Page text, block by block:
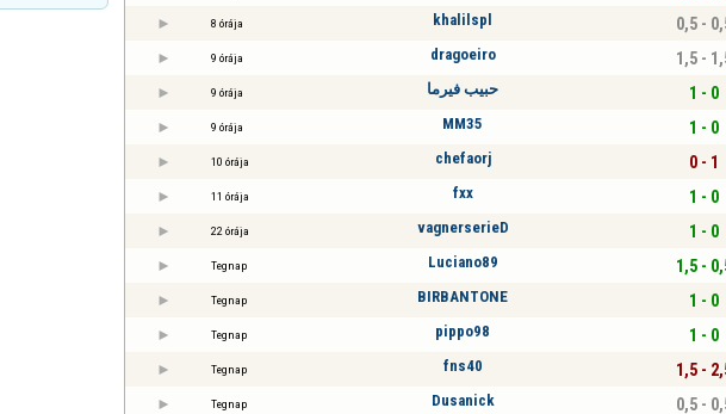
8 órája khalilspl 0,5 -
9 órája dragoeiro 1,5 -
9 órája حبيب فيرما 1 - 0
9 órája MM35 1 - 0
10 órája chefaorj 0 - 1
11 órája fxx 1 - 0
22 órája vagnerserieD 1 - 0
Tegnap Luciano89 1,5 -
Tegnap BIRBANTONE 1 - 0
Tegnap pippo98 1 - 0
Tegnap fns40 1,5 -
Tegnap Dusanick 0,5 -